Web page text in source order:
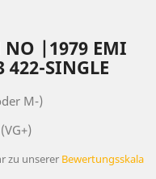
NO |1979 EMI
422-SINGLE
M-)
zu unserer Bewertungsskala